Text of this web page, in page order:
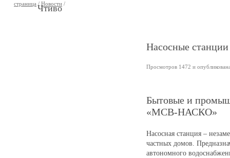
страница / Новости /
Чтиво
Насосные
Просмотров 1472 и
Бытовые и
«МСВ-НАСКО»
Насосная станция –
частных домов.
автономного